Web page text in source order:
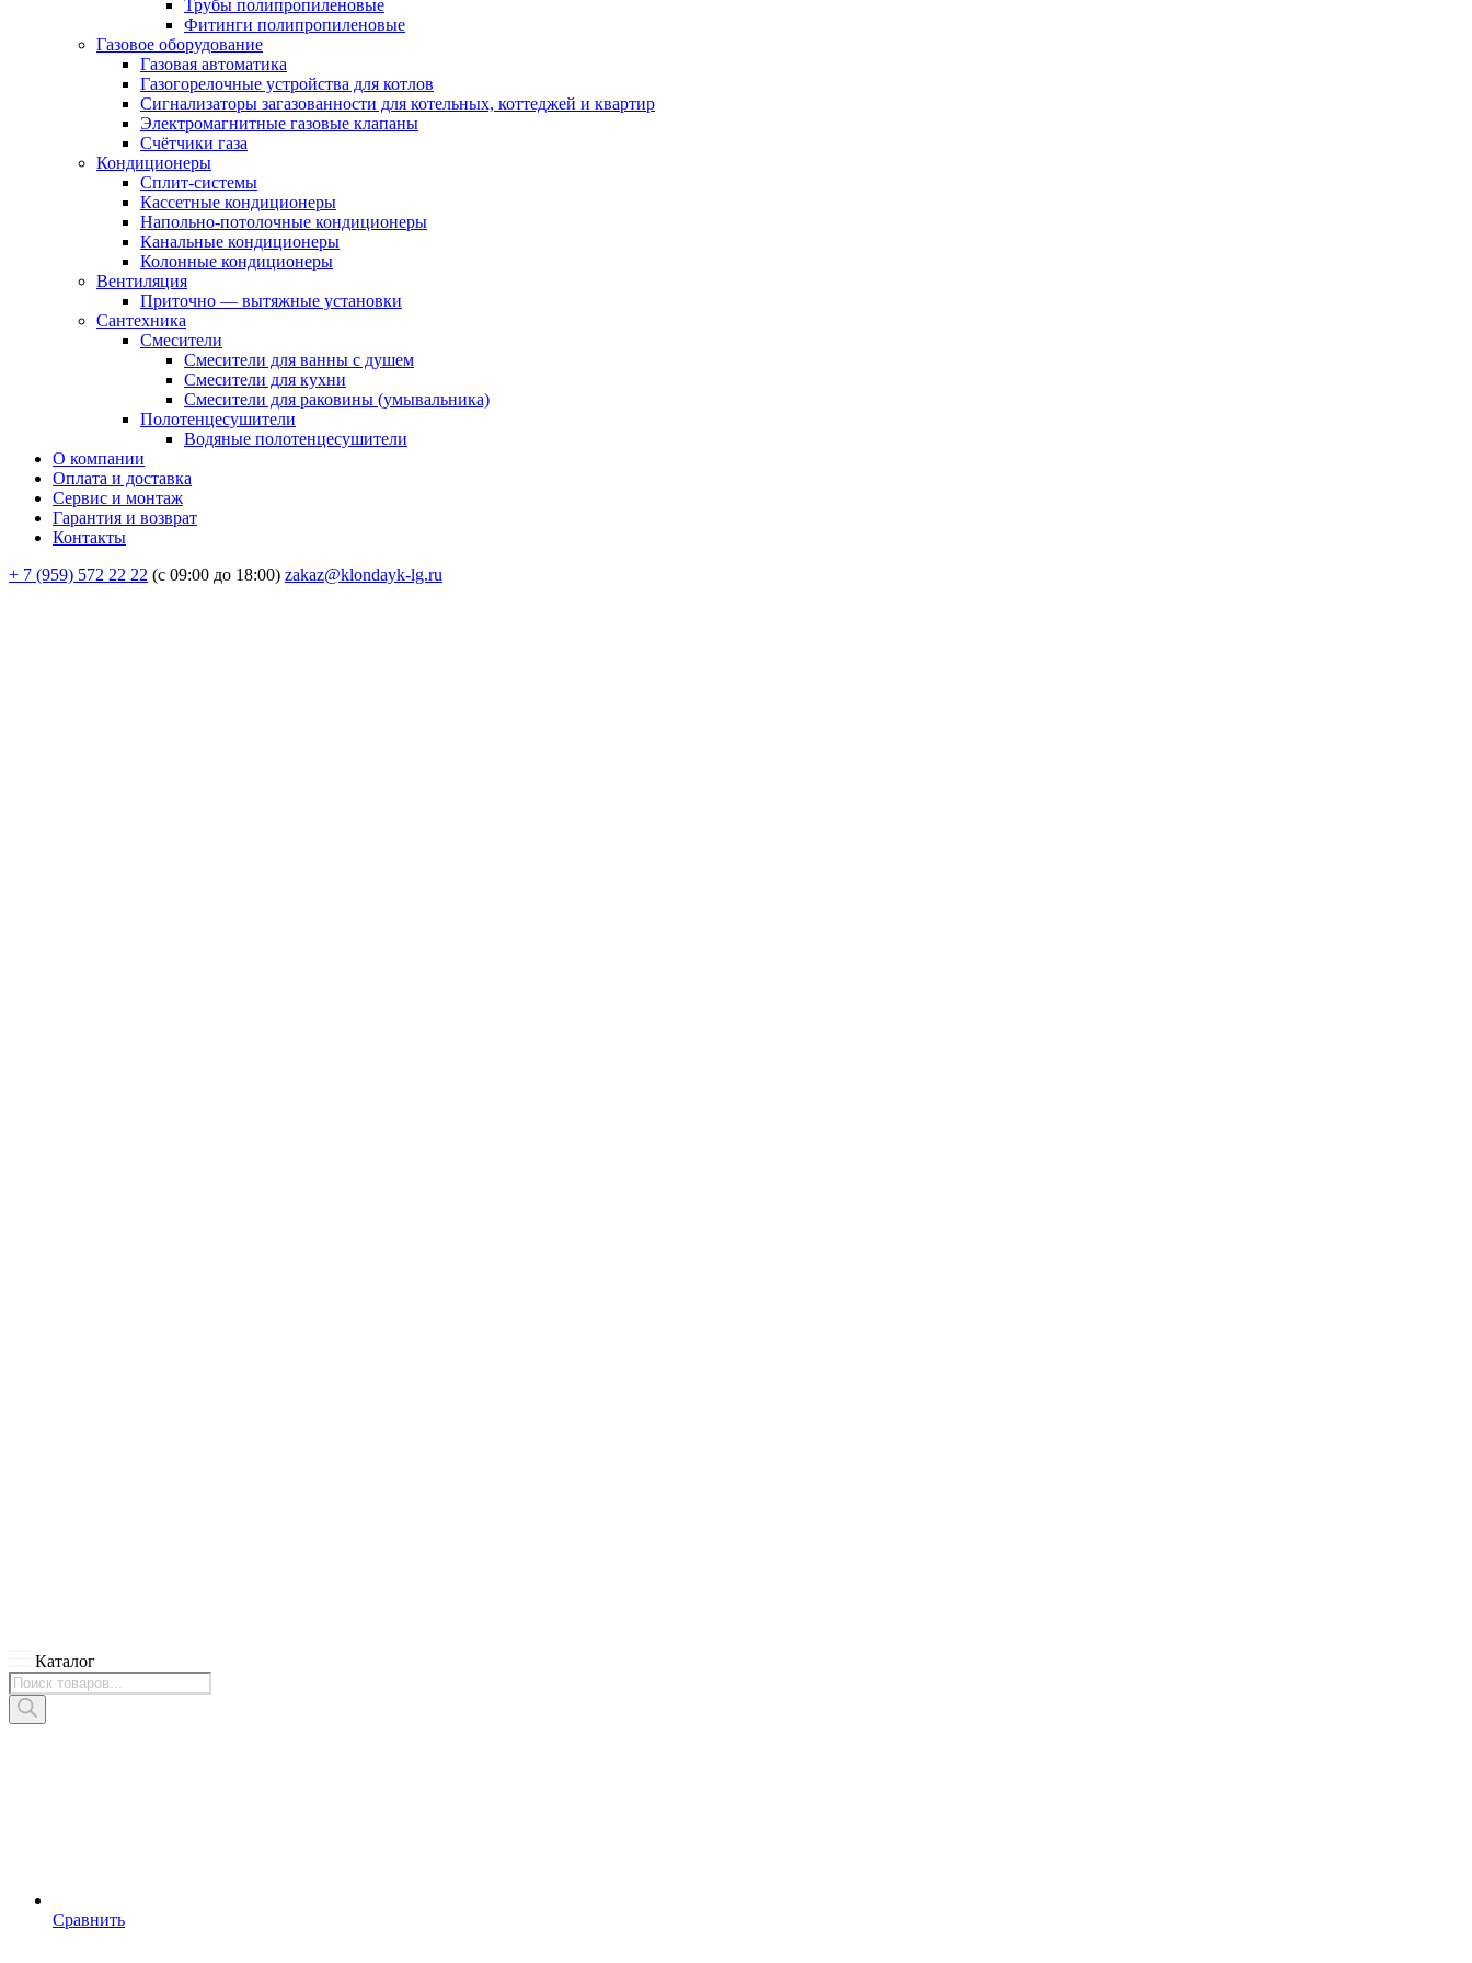
Трубы полипропиленовые
Фитинги полипропиленовые
Газовое оборудование
Газовая автоматика
Газогорелочные устройства для котлов
Сигнализаторы загазованности для котельных, коттеджей и квартир
Электромагнитные газовые клапаны
Счётчики газа
Кондиционеры
Сплит-системы
Кассетные кондиционеры
Напольно-потолочные кондиционеры
Канальные кондиционеры
Колонные кондиционеры
Вентиляция
Приточно — вытяжные установки
Сантехника
Смесители
Смесители для ванны с душем
Смесители для кухни
Смесители для раковины (умывальника)
Полотенцесушители
Водяные полотенцесушители
О компании
Оплата и доставка
Сервис и монтаж
Гарантия и возврат
Контакты
+ 7 (959) 572 22 22 (с 09:00 до 18:00) zakaz@klondayk-lg.ru
Каталог
Поиск
товаров
Сравнить